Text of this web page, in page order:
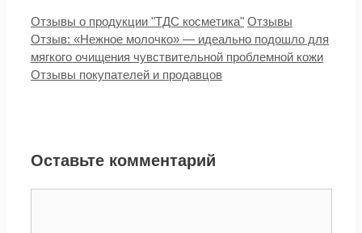
Рубрики
Отзывы о продукции "ТДС косметика" Метки
Отзывы
Отзыв: «Нежное молочко» — идеально подошло для
мягкого очищения чувствительной проблемной кожи
Отзывы покупателей и продавцов
Оставьте комментарий